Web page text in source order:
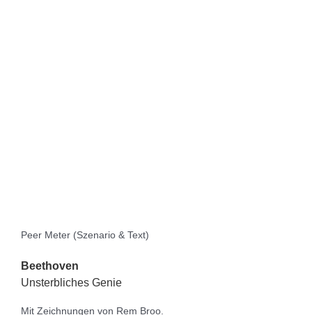
Peer Meter (Szenario & Text)
Beethoven
Unsterbliches Genie
Mit Zeichnungen von Rem Broo.